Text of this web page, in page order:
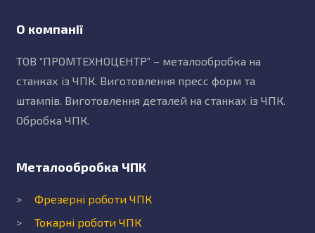
О компанії
ТОВ “ПРОМТЕХНОЦЕНТР” – металообробка на
станках із ЧПК. Виготовлення пресс форм та
штампів. Виготовлення деталей на станках із ЧПК.
Обробка ЧПК.
Металообробка ЧПК
Фрезерні роботи ЧПК
Токарні роботи ЧПК